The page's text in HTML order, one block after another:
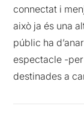
connectat i
això ja és una
públic ha
espectacle -
destinades a